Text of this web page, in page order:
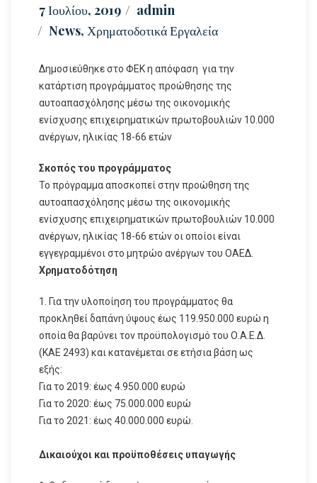
7 Ιουλίου, 2019
admin
News, Χρηματοδοτικά Εργαλεία
Δημοσιεύθηκε στο ΦΕΚ η απόφαση για την
κατάρτιση προγράμματος προώθησης της
αυτοαπασχόλησης μέσω της οικονομικής
ενίσχυσης επιχειρηματικών πρωτοβουλιών 10.000
ανέργων, ηλικίας 18-66 ετών
Σκοπός του προγράμματος
Το πρόγραμμα αποσκοπεί στην προώθηση της
αυτοαπασχόλησης μέσω της οικονομικής
ενίσχυσης επιχειρηματικών πρωτοβουλιών 10.000
ανέργων, ηλικίας 18-66 ετών οι οποίοι είναι
εγγεγραμμένοι στο μητρώο ανέργων του ΟΑΕΔ.
Χρηματοδότηση
1. Για την υλοποίηση του προγράμματος θα
προκληθεί δαπάνη ύψους έως 119.950.000 ευρώ η
οποία θα βαρύνει τον προϋπολογισμό του Ο.Α.Ε.Δ.
(ΚΑΕ 2493) και κατανέμεται σε ετήσια βάση ως
εξής:
Για το 2019: έως 4.950.000 ευρώ
Για το 2020: έως 75.000.000 ευρώ
Για το 2021: έως 40.000.000 ευρώ.
Δικαιούχοι και προϋποθέσεις υπαγωγής